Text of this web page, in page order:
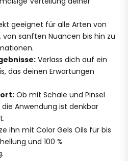
geeignet für alle Arten von
von sanften Nuancen bis hin zu
Verlass dich auf ein
das deinen Erwartungen
Ob mit Schale und Pinsel
Anwendung ist denkbar
ihn mit Color Gels Oils für bis
und 100 %